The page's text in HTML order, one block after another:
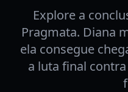
Explore a
Pragmata. Diana
ela consegue
a luta final